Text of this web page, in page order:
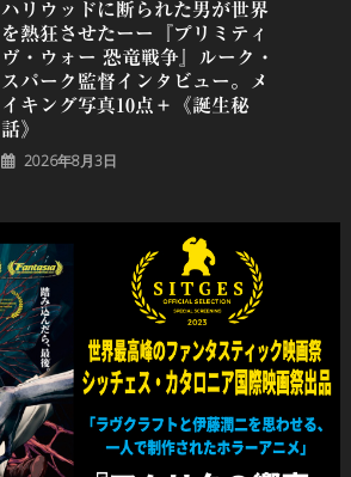
ハリウッドに断られた男が世界
を熱狂させたーー『プリミティ
ヴ・ウォー 恐⻯戦争』ルーク・
スパーク監督インタビュー。メ
イキング写真10点＋《誕⽣秘
話》
2026年8月3日